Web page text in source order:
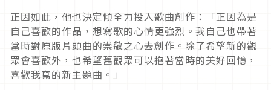
正因如此，他也決定傾全力投入歌曲創作：「正因為是
自己喜歡的作品，想寫歌的心情更強烈。我自己也帶著
當時對原版片頭曲的崇敬之心去創作。除了希望新的觀
眾會喜歡外，也希望舊觀眾可以抱著當時的美好回憶，
喜歡我寫的新主題曲。」